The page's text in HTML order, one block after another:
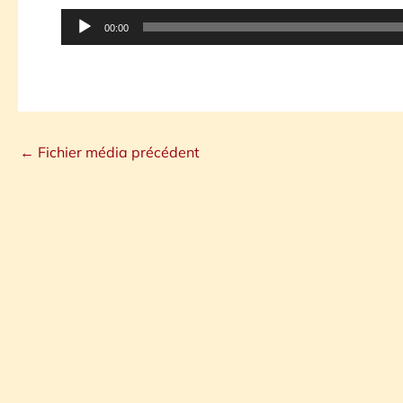
Lecteur
audio
00:00
← Fichier média précédent